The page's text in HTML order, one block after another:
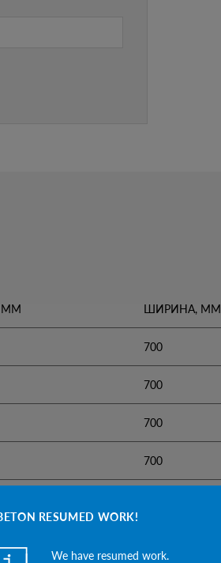
RESUMED WORK!
We have resumed work.
ММ ШИРИНА, ММ
700
700
700
700